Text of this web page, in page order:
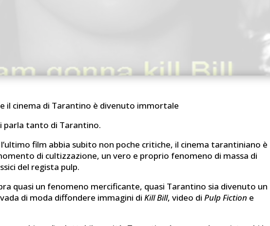
il cinema di Tarantino è divenuto immortale
parla tanto di Tarantino.
film abbia subito non poche critiche, il cinema tarantiniano è
di cultizzazione, un vero e proprio fenomeno di massa di
del regista pulp.
quasi un fenomeno mercificante, quasi Tarantino sia divenuto un
di moda diffondere immagini diKill Bill, video diPulp Fiction e